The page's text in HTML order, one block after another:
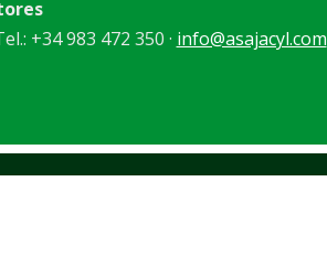
+34 983 472 350 · info@asajacyl.com